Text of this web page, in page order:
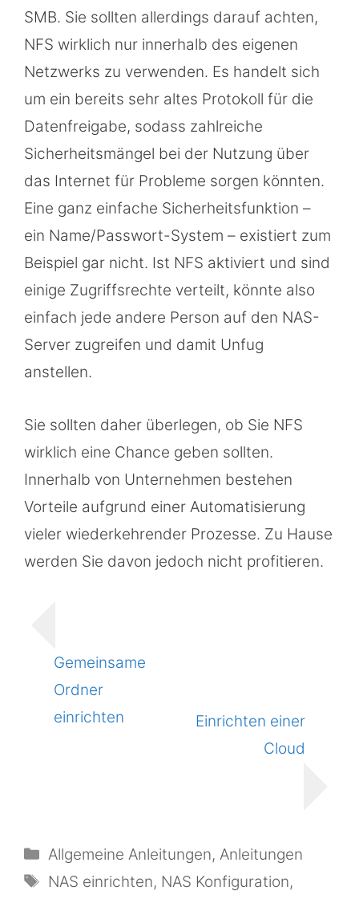
SMB. Sie sollten allerdings darauf achten,
NFS wirklich nur innerhalb des eigenen
Netzwerks zu verwenden. Es handelt sich
um ein bereits sehr altes Protokoll für die
Datenfreigabe, sodass zahlreiche
Sicherheitsmängel bei der Nutzung über
das Internet für Probleme sorgen könnten.
Eine ganz einfache Sicherheitsfunktion –
ein Name/Passwort-System – existiert zum
Beispiel gar nicht. Ist NFS aktiviert und sind
einige Zugriffsrechte verteilt, könnte also
einfach jede andere Person auf den NAS-
Server zugreifen und damit Unfug
anstellen.
Sie sollten daher überlegen, ob Sie NFS
wirklich eine Chance geben sollten.
Innerhalb von Unternehmen bestehen
Vorteile aufgrund einer Automatisierung
vieler wiederkehrender Prozesse. Zu Hause
werden Sie davon jedoch nicht profitieren.
Gemeinsame
Ordner
einrichten
Einrichten einer
Cloud
Kategorien
Allgemeine Anleitungen,Anleitungen
Schlagwörter
NAS einrichten, NAS Konfiguration,